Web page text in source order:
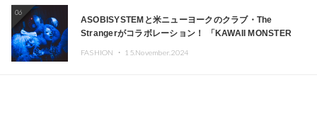
06
ASOBISYSTEMと米ニューヨークのクラブ・The
Strangerがコラボレーション！ 「KAWAII MONSTER
FASHION ・ 15.November.2024